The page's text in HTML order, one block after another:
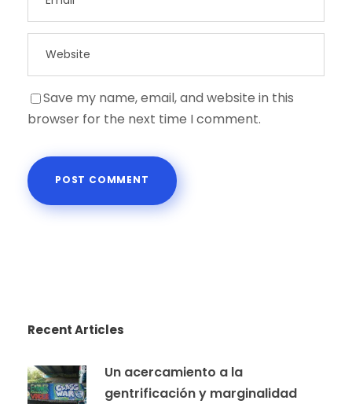
Save my name, email, and website in this
browser for the next time I comment.
Recent Articles
Un acercamiento a la
gentrificación y marginalidad